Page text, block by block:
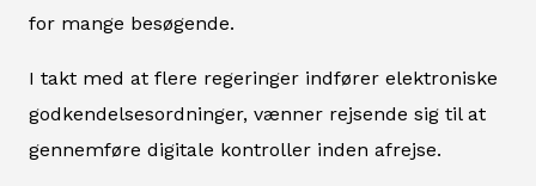
for mange besøgende.
I takt med at flere regeringer indfører elektroniske
godkendelsesordninger, vænner rejsende sig til at
gennemføre digitale kontroller inden afrejse.